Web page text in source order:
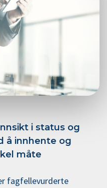
i status og
å innhente og
måte
fagfellevurderte